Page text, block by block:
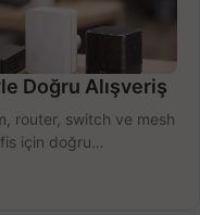
Doğru Alışveriş
router, switch ve mesh
için doğru